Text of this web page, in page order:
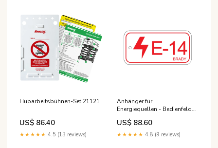
Hubarbeitsbühnen-Set 21121
US$ 86.40
★★★★★ 4.5 (13 reviews)
Anhänger für
Energiequellen - Bedienfeld
Zubehör für den GlobalMark
Schilder- und Etikettendrucker
US$ 88.60
★★★★★ 4.8 (9 reviews)